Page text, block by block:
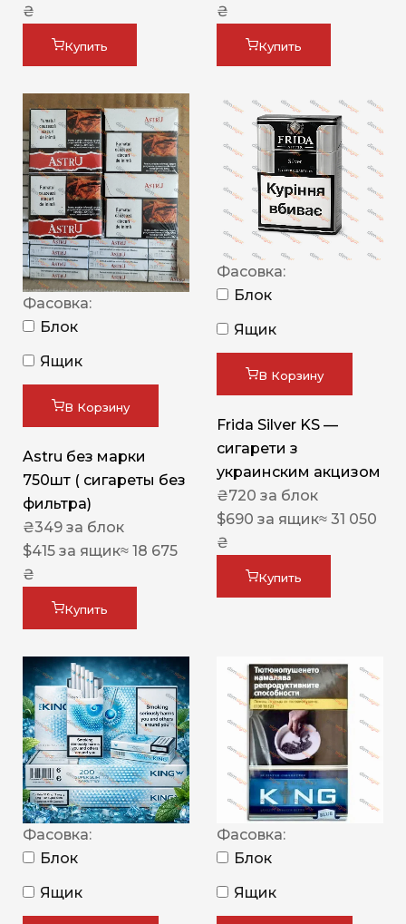
₴
Купить
₴
Купить
Фасовка:
Блок
Ящик
В Корзину
Astru без марки
750шт ( сигареты без
фильтра)
₴349 за блок
$415 за ящик≈ 18 675
₴
Купить
Фасовка:
Блок
Ящик
В Корзину
Frida Silver KS —
сигарети з
украинским акцизом
₴720 за блок
$690 за ящик≈ 31 050
₴
Купить
Фасовка:
Блок
Ящик
Фасовка:
Блок
Ящик